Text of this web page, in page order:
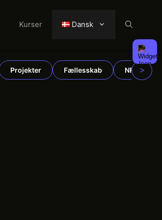
Kurser Dansk
Projekter Fællesskab NFT >